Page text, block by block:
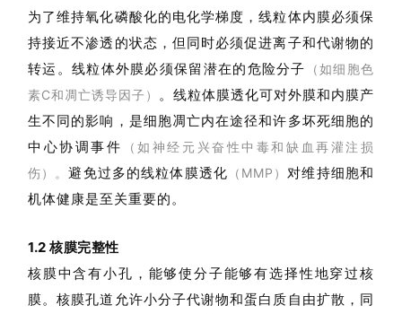
为了维持氧化磷酸化的电化学梯度，线粒体内膜必须保
持接近不渗透的状态，但同时必须促进离子和代谢物的
转运。线粒体外膜必须保留潜在的危险分子
（如细胞色
素C和凋亡诱导因子）
。 线粒体膜透化可对外膜和内膜产
生不同的影响，是细胞凋亡内在途径和许多坏死细胞的
中心协调事件
（如神经元兴奋性中毒和缺血再灌注损
伤）。避免过多的线粒体膜透化 （MMP） 对维持细胞和
机体健康是至关重要的。
1.2 核膜完整性
核膜中含有小孔，能够使分子能够有选择性地穿过核
膜。核膜孔道允许小分子代谢物和蛋白质自由扩散，同